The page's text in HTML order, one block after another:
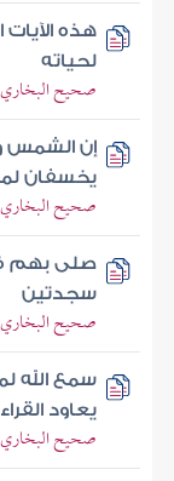
هذه الآيات
لحياته
صحيح
إن الشمس
يخسفان
صحيح
صلى بهم
سجدتين
صحيح
سمع الله
يعاود
صحيح البخاري